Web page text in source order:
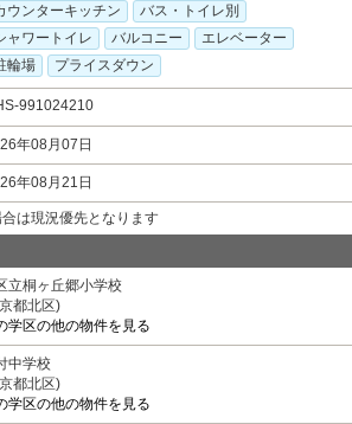
ウンターキッチン
バス・トイレ別
ャワートイレ
バルコニー
エレベーター
輪場
プライスダウン
991024210
年08月07日
年08月21日
は現況優先となります
立桐ヶ丘郷小学校
都北区)
学区の他の物件を見る
中学校
都北区)
学区の他の物件を見る